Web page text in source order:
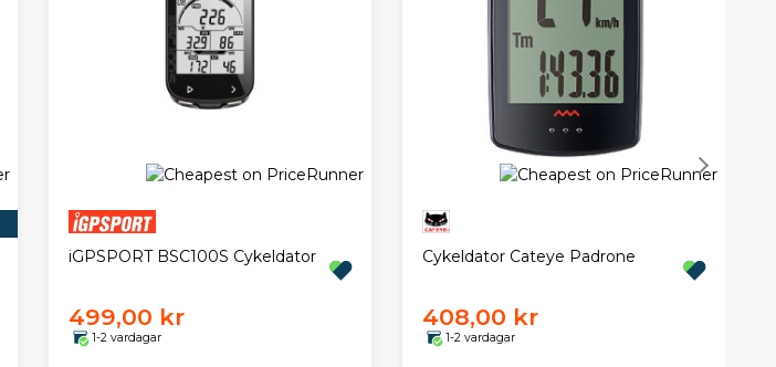
iGPSPORT BSC100S Cykeldator
499,00 kr
1-2 vardagar
Cykeldator Cateye Padrone
408,00 kr
1-2 vardagar